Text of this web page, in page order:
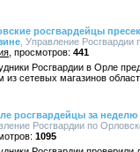
росгвардейцы
, Управление
441
Росгвардии в Орле
из сетевых магазинов
росгвардейцы за неделю
Росгвардии по
1095